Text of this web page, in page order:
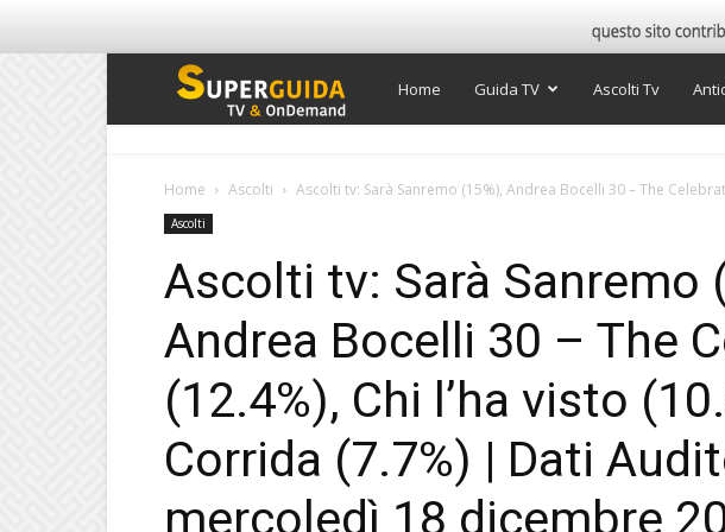
Super
Home Guida TV Ascolti Tv
Home Ascolti Ascolti tv: Sarà Sanremo (15%), Andrea Bocelli 30 – The
Ascolti
Ascolti tv: Sarà Sanremo
Andrea Bocelli 30 – The
(12.4%), Chi l’ha visto
Corrida (7.7%) | Dati
mercoledì 18 dicembre